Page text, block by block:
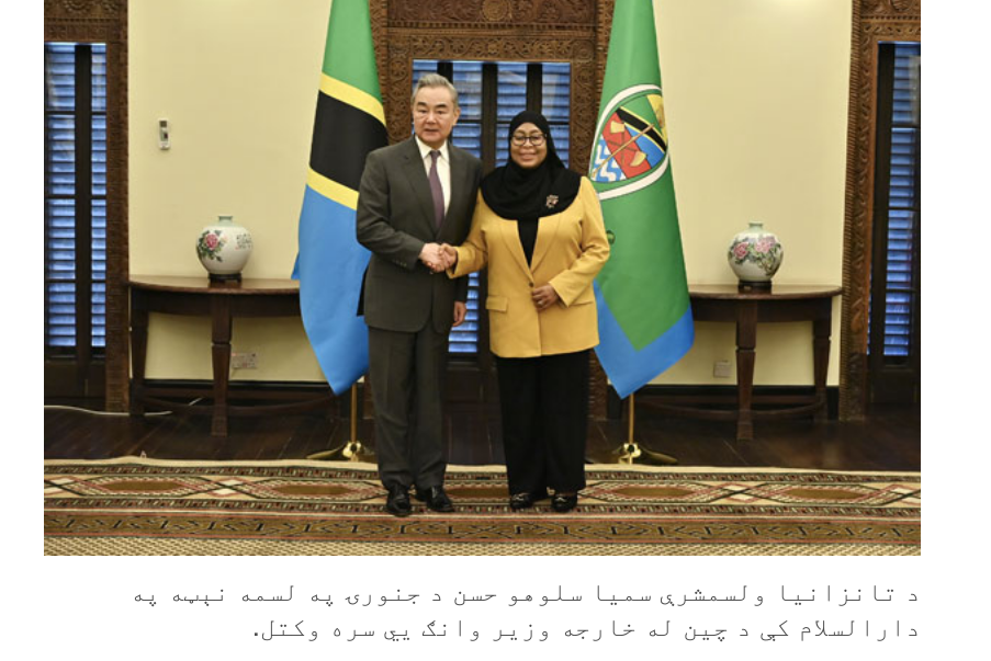
د تانزانيا ولسمشرې سميا سلوهو حسن د جنورۍ په لسمه نېټه په
دارالسلام کې د چين له خارجه وزير وانګ يي سره وکتل.